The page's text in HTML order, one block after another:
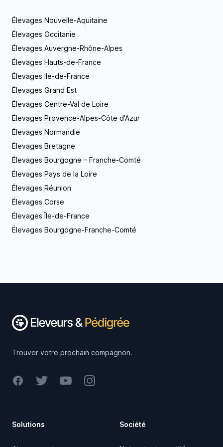
proposer des Maine Coons conformes aux
standards de la race. Bien entendu, il est primordial
pour moi de respecter le temps de sevrage de
mes chatons, qui est de 3 mois. Par la suite, ils vous
puce électronique. Je suis heureuse d’avoir pu
partager avec vous ma passion pour la race des
Main Coon, ainsi que mon mode d’élevage,
néanmoins si vous désirez avoir plus de
renseignements, n’hésitez pas, j’y répondrai avec
plaisir !
Élevages Nouvelle-Aquitaine
Élevages Occitanie
Élevages Auvergne-Rhône-Alpes
Élevages Hauts-de-France
Élevages Ile-de-France
Élevages Grand Est
Élevages Centre-Val de Loire
Élevages Provence-Alpes-Côte d'Azur
Élevages Normandie
Élevages Bretagne
Élevages Bourgogne – Franche-Comté
Élevages Pays de la Loire
Élevages Réunion
Élevages Corse
Élevages Île-de-France
Élevages Bourgogne-Franche-Comté
Trouver votre prochain compagnon.
FacebookTwitterYoutubeInstagram
Solutions Société